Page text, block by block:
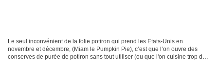
Le seul inconvénient de la folie potiron qui prend les Etats-Unis en
novembre et décembre, (Miam le Pumpkin Pie), c’est que l’on ouvre des
conserves de purée de potiron sans tout utiliser (ou que l'on cuisine trop de